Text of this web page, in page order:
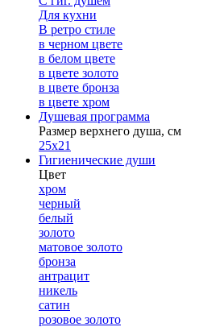
Для кухни
В ретро стиле
в черном цвете
в белом цвете
в цвете золото
в цвете бронза
в цвете хром
Душевая программа
Размер верхнего душа, см
25х21
Гигиенические души
Цвет
хром
черный
белый
золото
матовое золото
бронза
антрацит
никель
сатин
розовое золото